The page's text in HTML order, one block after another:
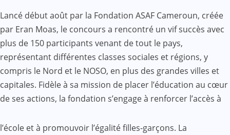
Lancé début août par la Fondation ASAF Cameroun, créée
par Eran Moas, le concours a rencontré un vif succès avec
plus de 150 participants venant de tout le pays,
représentant différentes classes sociales et régions, y
compris le Nord et le NOSO, en plus des grandes villes et
capitales. Fidèle à sa mission de placer l’éducation au cœur
de ses actions, la fondation s’engage à renforcer l’accès à
l’école et à promouvoir l’égalité filles-garçons. La